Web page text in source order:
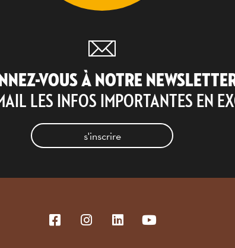
Parc des expositions
agenda sommaire
VOUS À NOTRE
LES INFOS IMPORTANTES EN
s'inscrire